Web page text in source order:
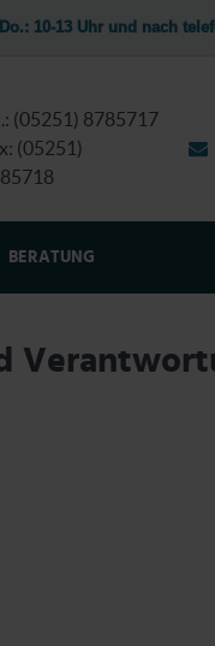
10-13 Uhr und nach
(05251) 8785717
(05251)
BERATUNG